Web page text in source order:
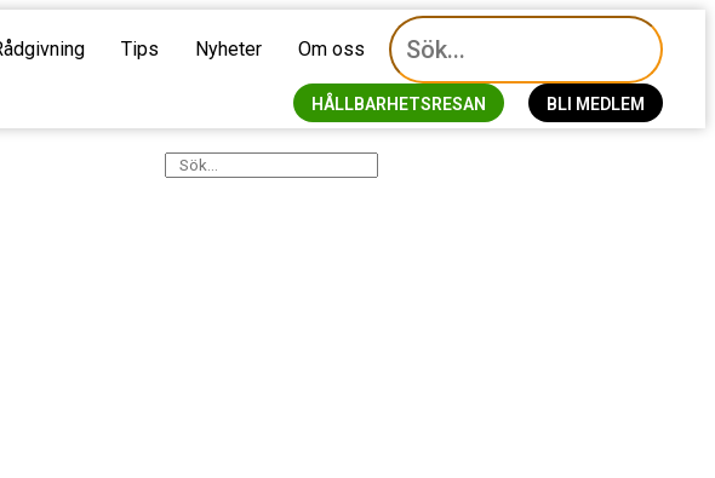
Tips Nyheter Om oss
HÅLLBARHETSRESAN BLI MEDLEM